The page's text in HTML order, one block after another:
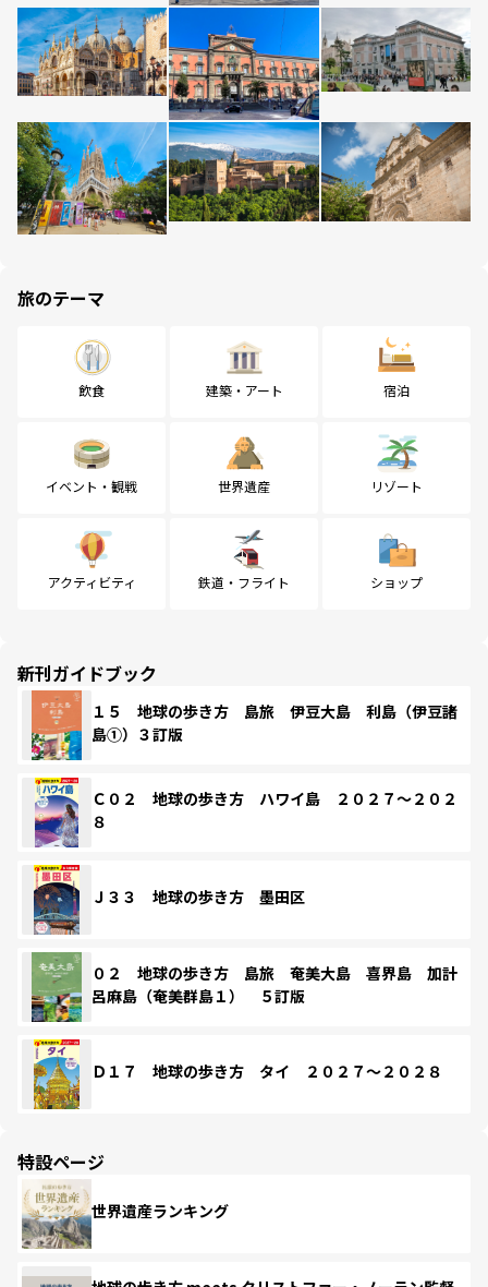
旅のテーマ
飲食 建築・アート 宿泊
イベント・観戦 世界遺産 リゾート
アクティビティ 鉄道・フライト ショップ
新刊ガイドブック
１５ 地球の歩き方 島旅 伊豆大島 利島（伊豆諸
島①）３訂版
Ｃ０２ 地球の歩き方 ハワイ島 ２０２７～２０２
８
Ｊ３３ 地球の歩き方 墨田区
０２ 地球の歩き方 島旅 奄美大島 喜界島 加計
呂麻島（奄美群島１） ５訂版
Ｄ１７ 地球の歩き方 タイ ２０２７～２０２８
特設ページ
世界遺産ランキング